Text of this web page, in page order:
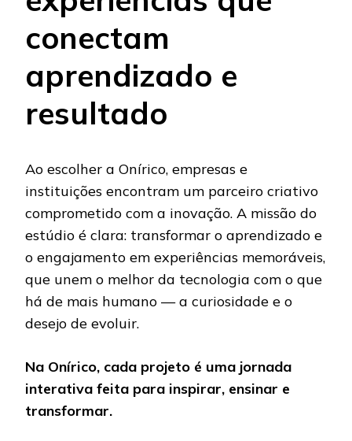
conectam
aprendizado e
resultado
Ao escolher a Onírico, empresas e
instituições encontram um parceiro criativo
comprometido com a inovação. A missão do
estúdio é clara: transformar o aprendizado e
o engajamento em experiências memoráveis,
que unem o melhor da tecnologia com o que
há de mais humano — a curiosidade e o
desejo de evoluir.
Na Onírico, cada projeto é uma jornada
interativa feita para inspirar, ensinar e
transformar.